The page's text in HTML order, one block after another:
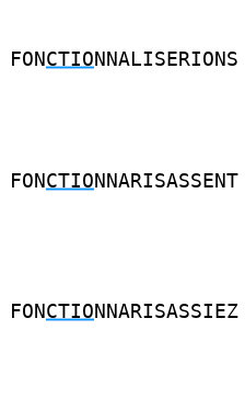
FON CTIO NNALISERIONS
FON CTIO NNARISASSENT
FON CTIO NNARISASSIEZ